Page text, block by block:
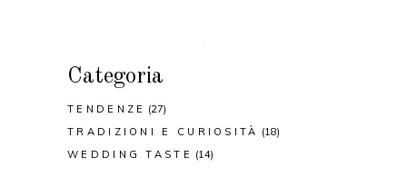
Categoria
TENDENZE (27)
TRADIZIONI E CURIOSITÀ (18)
WEDDING TASTE (14)